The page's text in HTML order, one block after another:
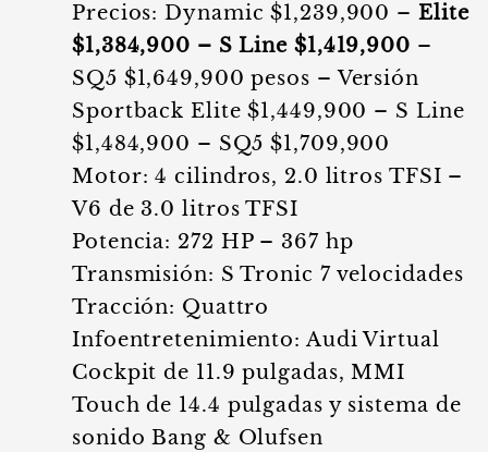
Precios: Dynamic $1,239,900 – Elite
$1,384,900 – S Line $1,419,900 –
SQ5 $1,649,900 pesos – Versión
Sportback Elite $1,449,900 – S Line
$1,484,900 – SQ5 $1,709,900
Motor: 4 cilindros, 2.0 litros TFSI –
V6 de 3.0 litros TFSI
Potencia: 272 HP – 367 hp
Transmisión: S Tronic 7 velocidades
Tracción: Quattro
Infoentretenimiento: Audi Virtual
Cockpit de 11.9 pulgadas, MMI
Touch de 14.4 pulgadas y sistema de
sonido Bang & Olufsen